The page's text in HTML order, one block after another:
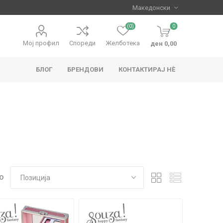
Мој профил Спореди Желботека
(0) 0
ден 0,00
БЛОГ БРЕНДОВИ КОНТАКТИРАЈ НЀ